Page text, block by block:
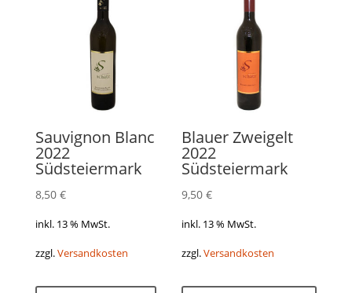
Sauvignon Blanc
2022
Südsteiermark
8,50 €
inkl. 13 % MwSt.
zzgl.Versandkosten
Blauer Zweigelt
2022
Südsteiermark
9,50€
inkl. 13 % MwSt.
zzgl.Versandkosten